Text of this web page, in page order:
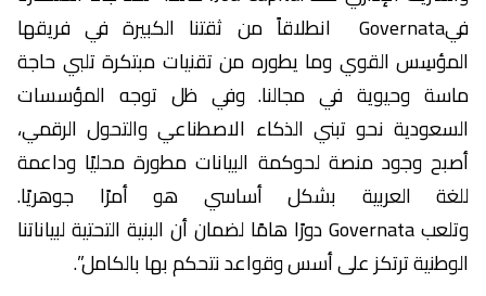
فيGovernata انطلاقاً من ثقتنا الكبيرة في فريقها
المؤسِس القوي وما يطوره من تقنيات مبتكرة تلبي حاجة
ماسة وحيوية في مجالنا. وفي ظل توجه المؤسسات
السعودية نحو تبني الذكاء الاصطناعي والتحول الرقمي،
أصبح وجود منصة لحوكمة البيانات مطورة محليًا وداعمة
للغة العربية بشكل أساسي هو أمرًا جوهريًا.
وتلعب Governata دورًا هامًا لضمان أن البنية التحتية لبياناتنا
الوطنية ترتكز على أسس وقواعد نتحكم بها بالكامل”.